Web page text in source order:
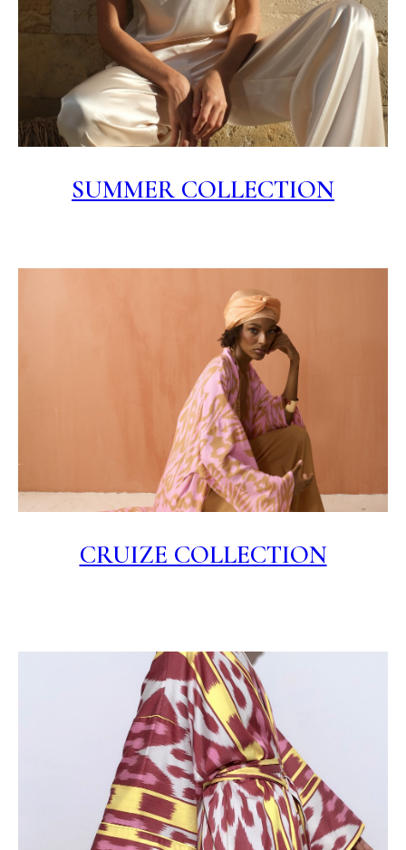
SUMMER COLLECTION
CRUIZE COLLECTION